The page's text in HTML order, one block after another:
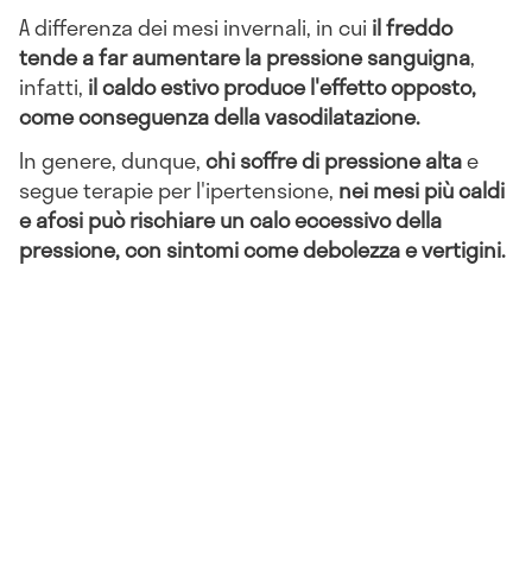
A differenza dei mesi invernali, in cui il freddo
tende a far aumentare la pressione sanguigna,
infatti, il caldo estivo produce l'effetto opposto,
come conseguenza della vasodilatazione.
In genere, dunque,chi soffre di pressione altae
segue terapie per l'ipertensione, nei mesi più caldi
e afosi può rischiare un calo eccessivo della
pressione, con sintomi come debolezza e vertigini.